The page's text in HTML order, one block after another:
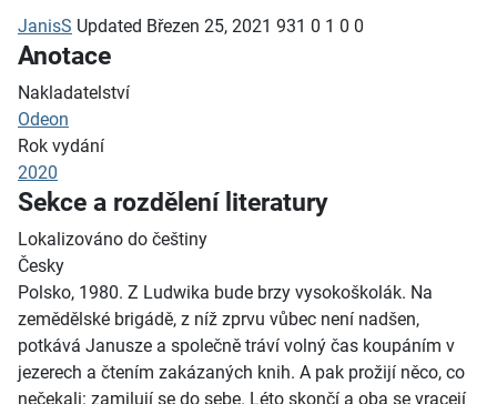
JanisS Updated Březen 25, 2021 931 0 1 0 0
Anotace
Nakladatelství
Odeon
Rok vydání
2020
Sekce a rozdělení literatury
Lokalizováno do češtiny
Česky
Polsko, 1980. Z Ludwika bude brzy vysokoškolák. Na
zemědělské brigádě, z níž zprvu vůbec není nadšen,
potkává Janusze a společně tráví volný čas koupáním v
jezerech a čtením zakázaných knih. A pak prožijí něco, co
nečekali: zamilují se do sebe. Léto skončí a oba se vracejí